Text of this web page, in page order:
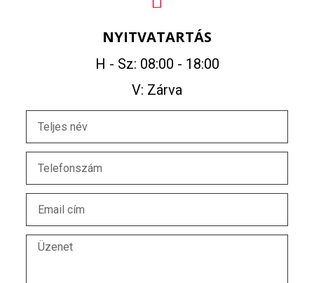
NYITVATARTÁS
H - Sz: 08:00 - 18:00
V: Zárva